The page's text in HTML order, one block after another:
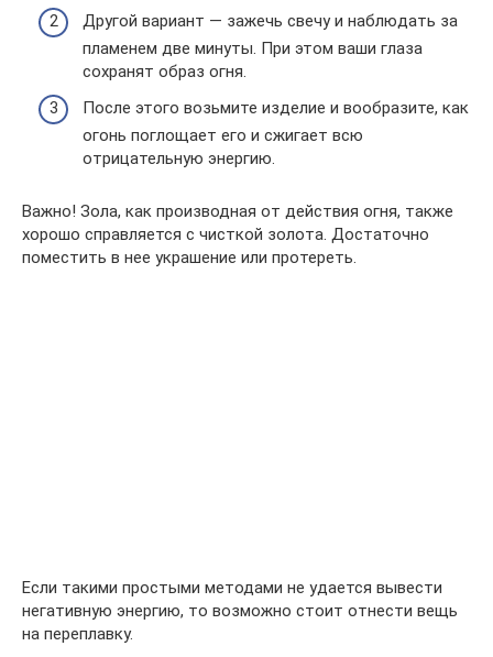
Другой вариант — зажечь свечу и наблюдать за
пламенем две минуты. При этом ваши глаза
сохранят образ огня.
После этого возьмите изделие и вообразите, как
огонь поглощает его и сжигает всю
отрицательную энергию.
Важно! Зола, как производная от действия огня, также
хорошо справляется с чисткой золота. Достаточно
поместить в нее украшение или протереть.
Если такими простыми методами не удается вывести
негативную энергию, то возможно стоит отнести вещь
на переплавку.